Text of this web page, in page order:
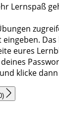
Lernspaß
eingeben.
eures
klicke dann
(0)